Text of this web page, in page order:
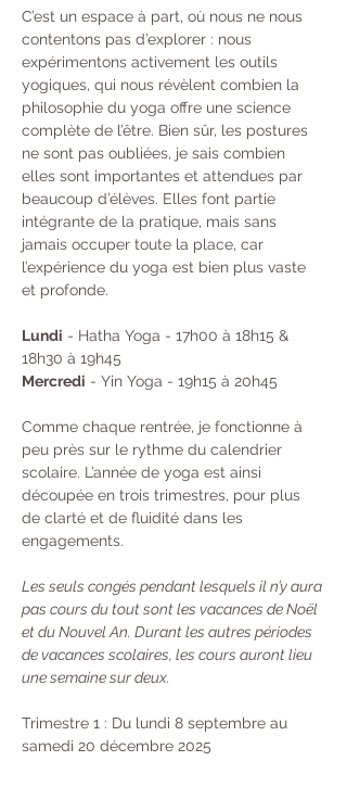
C’est un espace à part, où nous ne nous
contentons pas d’explorer : nous
expérimentons activement les outils
yogiques, qui nous révèlent combien la
philosophie du yoga offre une science
complète de l’être. Bien sûr, les postures
ne sont pas oubliées, je sais combien
elles sont importantes et attendues par
beaucoup d’élèves. Elles font partie
intégrante de la pratique, mais sans
jamais occuper toute la place, car
l’expérience du yoga est bien plus vaste
et profonde.
Lundi - Hatha Yoga - 17h00 à 18h15 &
18h30 à 19h45
Mercredi - Yin Yoga - 19h15 à 20h45
Comme chaque rentrée, je fonctionne à
peu près sur le rythme du calendrier
scolaire. L’année de yoga est ainsi
découpée en trois trimestres, pour plus
de clarté et de fluidité dans les
engagements.
Les seuls congés pendant lesquels il n’y aura
pas cours du tout sont les vacances de Noël
et du Nouvel An. Durant les autres périodes
de vacances scolaires, les cours auront lieu
une semaine sur deux.
Trimestre 1 : Du lundi 8 septembre au
samedi 20 décembre 2025